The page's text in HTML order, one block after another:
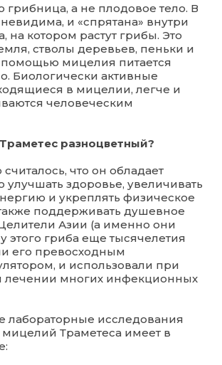
грибница, а не плодовое тело. В
и «спрятана» внутри
на котором растут грибы. Это
стволы деревьев, пеньки и
мицелия питается
Биологически активные
в мицелии, легче и
человеческим
разноцветный?
что он обладает
улучшать здоровье, увеличивать
и укреплять физическое
поддерживать душевное
Азии (а именно они
этого гриба еще тысячелетия
его превосходным
и использовали при
лечении многих инфекционных
лабораторные исследования
мицелий Траметеса имеет в